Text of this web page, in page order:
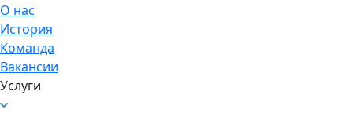
О нас
История
Команда
Вакансии
Услуги